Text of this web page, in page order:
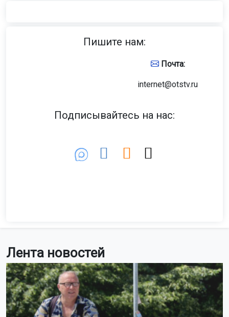
Лента новостей
Пишите нам:
Почта:
internet@otstv.ru
Подписывайтесь на нас: